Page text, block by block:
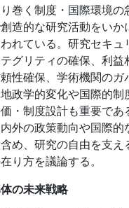
巻く制度・国際環境の
造的な研究活動をいか
れている。研究セキュ
グリティの確保、利益
性確保、学術機関のガ
政学的変化や国際的制
・制度設計も重要であ
外の政策動向や国際的
め、研究の自由を支え
り方を議論する。
の未来戦略